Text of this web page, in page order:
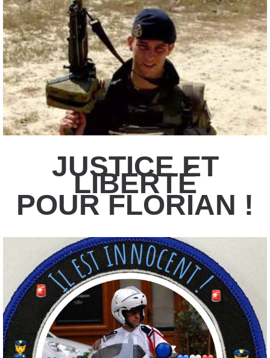
JUSTICE ET
LIBERTÉ
POUR FLORIAN !